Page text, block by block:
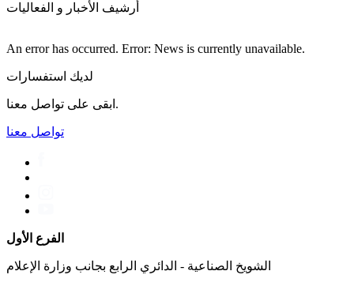
أرشيف الأخبار و الفعاليات
An error has occurred. Error: News is currently unavailable.
لديك استفسارات
ابقى على تواصل معنا.
تواصل معنا
الفرع الأول
الشويخ الصناعية - الدائري الرابع بجانب وزارة الإعلام